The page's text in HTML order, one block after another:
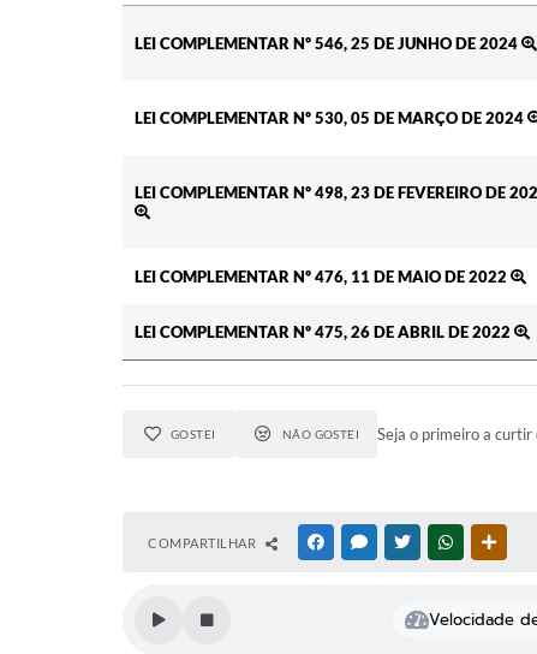
LEI COMPLEMENTAR Nº 546, 25 DE JUNHO DE 2024
LEI COMPLEMENTAR Nº 530, 05 DE MARÇO DE 2024
LEI COMPLEMENTAR Nº 498, 23 DE FEVEREIRO DE
LEI COMPLEMENTAR Nº 476, 11 DE MAIO DE 2022
LEI COMPLEMENTAR Nº 475, 26 DE ABRIL DE 2022
GOSTEI NÃO GOSTEI Seja o primeiro a curtir
COMPARTILHAR FACEBOOKMESSENGER
TWITTERWHATSAPP
Velocidade